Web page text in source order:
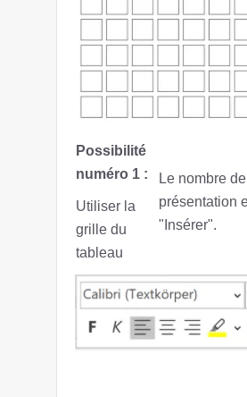
Possibilité
numéro 1 :
Utiliser la
grille du
tableau
Le nombre
présentation
"Insérer".